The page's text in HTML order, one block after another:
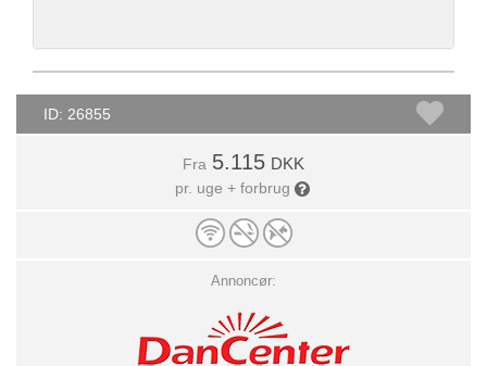
ID: 26855
Fra 5.115 DKK
pr. uge + forbrug
Annoncør: